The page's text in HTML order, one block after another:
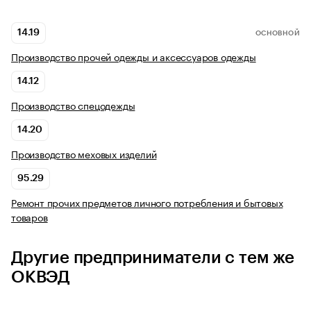
14.19 ОСНОВНОЙ
Производство прочей одежды и аксессуаров одежды
14.12
Производство спецодежды
14.20
Производство меховых изделий
95.29
Ремонт прочих предметов личного потребления и бытовых
товаров
Другие предприниматели с тем же
ОКВЭД